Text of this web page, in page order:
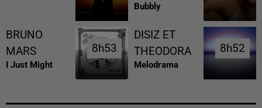
Bubbly
BRUNO
MARS
I Just Might
8h53
8h53
DISIZ ET
THEODORA
Melodrama
8h52
8h52